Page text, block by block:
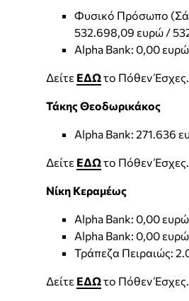
Φυσικό Πρόσωπο
532.698,09 ευρώ /
Alpha Bank: 0,00
Δείτε ΕΔΩτο Πόθεν Έσχες.
Τάκης Θεοδωρικάκος
Alpha Bank: 271.636
Δείτε ΕΔΩτο Πόθεν Έσχες.
Νίκη Κεραμέως
Alpha Bank: 0,00
Alpha Bank: 0,00
Τράπεζα Πειραιώς:
Δείτε ΕΔΩτο Πόθεν Έσχες.